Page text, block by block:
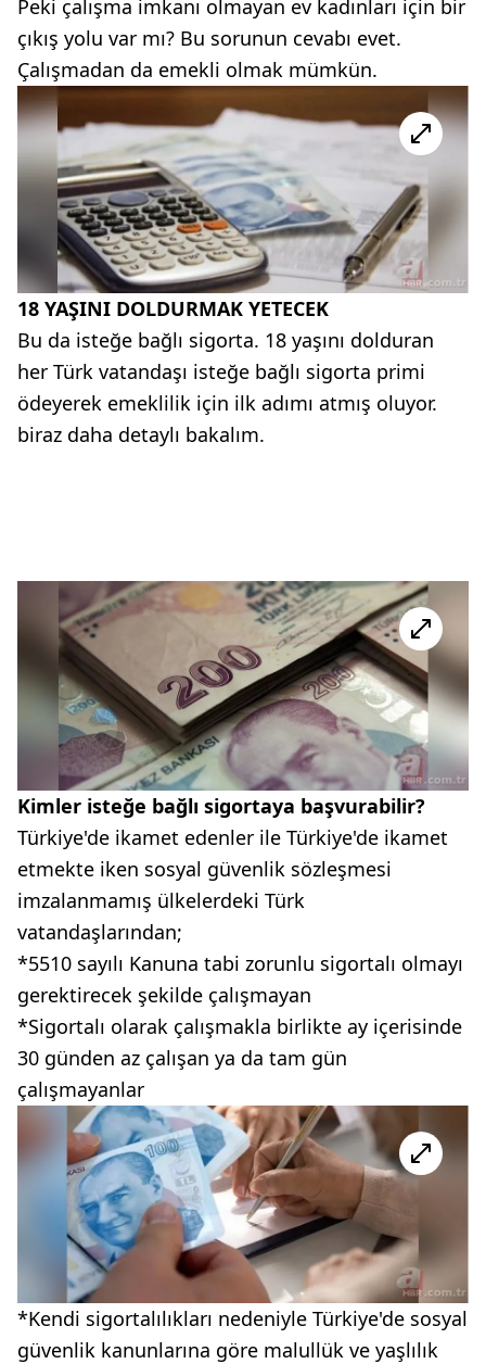
Peki çalışma imkanı olmayan ev kadınları için bir
çıkış yolu var mı? Bu sorunun cevabı evet.
Çalışmadan da emekli olmak mümkün.
18 YAŞINI DOLDURMAK YETECEK
Bu da isteğe bağlı sigorta. 18 yaşını dolduran
her Türk vatandaşı isteğe bağlı sigorta primi
ödeyerek emeklilik için ilk adımı atmış oluyor.
biraz daha detaylı bakalım.
Kimler isteğe bağlı sigortaya başvurabilir?
Türkiye'de ikamet edenler ile Türkiye'de ikamet
etmekte iken sosyal güvenlik sözleşmesi
imzalanmamış ülkelerdeki Türk
vatandaşlarından;
*5510 sayılı Kanuna tabi zorunlu sigortalı olmayı
gerektirecek şekilde çalışmayan
*Sigortalı olarak çalışmakla birlikte ay içerisinde
30 günden az çalışan ya da tam gün
çalışmayanlar
*Kendi sigortalılıkları nedeniyle Türkiye'de sosyal
güvenlik kanunlarına göre malullük ve yaşlılık